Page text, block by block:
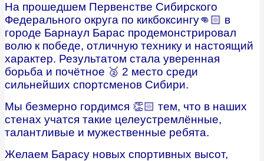
На прошедшем Первенстве Сибирского
Федерального округа по кикбоксингу👊🏻 в
городе Барнаул Барас продемонстрировал
волю к победе, отличную технику и настоящий
характер. Результатом стала уверенная
борьба и почётное 🥈 2 место среди
сильнейших спортсменов Сибири.
Мы безмерно гордимся 👏🏻 тем, что в наших
стенах учатся такие целеустремлённые,
талантливые и мужественные ребята.
Желаем Барасу новых спортивных высот,